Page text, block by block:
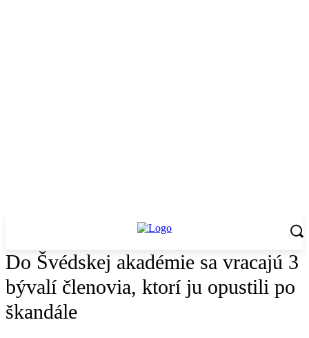
Do Švédskej akadémie sa vracajú 3
bývalí členovia, ktorí ju opustili po
škandále